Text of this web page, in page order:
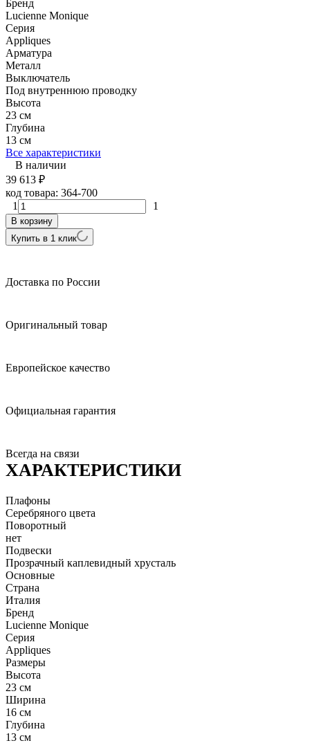
Бренд
Lucienne Monique
Серия
Appliques
Арматура
Металл
Выключатель
Под внутреннюю проводку
Высота
23 см
Глубина
13 см
Все характеристики
В наличии
39 613 ₽
код товара: 364-700
1
1
В корзину
Купить в 1 клик
Доставка по России
Оригинальный товар
Европейское качество
Официальная гарантия
Всегда на связи
ХАРАКТЕРИСТИКИ
Плафоны
Серебряного цвета
Поворотный
нет
Подвески
Прозрачный каплевидный хрусталь
Основные
Страна
Италия
Бренд
Lucienne Monique
Серия
Appliques
Размеры
Высота
23 см
Ширина
16 см
Глубина
13 см